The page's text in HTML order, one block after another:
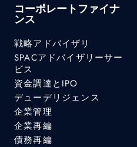
コーポレートファイナ
ンス
戦略アドバイザリ
SPACアドバイザリーサー
ビス
資金調達とIPO
デューデリジェンス
企業管理
企業再編
債務再編